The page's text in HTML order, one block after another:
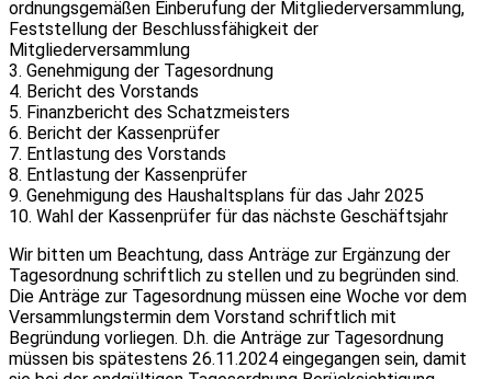
ordnungsgemäßen Einberufung der Mitgliederversammlung,
Feststellung der Beschlussfähigkeit der
Mitgliederversammlung
3. Genehmigung der Tagesordnung
4. Bericht des Vorstands
5. Finanzbericht des Schatzmeisters
6. Bericht der Kassenprüfer
7. Entlastung des Vorstands
8. Entlastung der Kassenprüfer
9. Genehmigung des Haushaltsplans für das Jahr 2025
10. Wahl der Kassenprüfer für das nächste Geschäftsjahr
Wir bitten um Beachtung, dass Anträge zur Ergänzung der
Tagesordnung schriftlich zu stellen und zu begründen sind.
Die Anträge zur Tagesordnung müssen eine Woche vor dem
Versammlungstermin dem Vorstand schriftlich mit
Begründung vorliegen. D.h. die Anträge zur Tagesordnung
müssen bis spätestens 26.11.2024 eingegangen sein, damit